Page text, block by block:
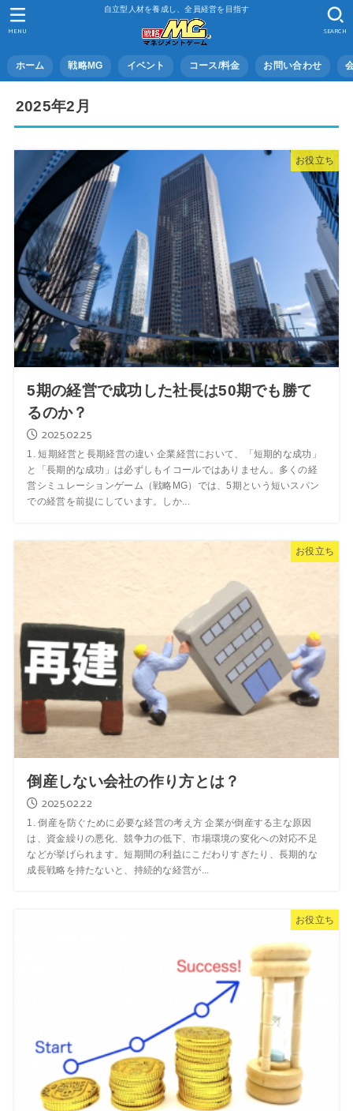
自立型人材を養成し、全員経営を目指す
ホーム 戦略MG イベント コース/料金 お問い合わせ
SEARCH
MENU
2025年2月
お役立ち
5期の経営で成功した社長は50期でも勝て
るのか？
2025.02.25
1. 短期経営と長期経営の違い 企業経営において、「短期的な成功」
と「長期的な成功」は必ずしもイコールではありません。多くの経
営シミュレーションゲーム（戦略MG）では、5期という短いスパン
での経営を前提にしています。しか...
お役立ち
倒産しない会社の作り方とは？
2025.02.22
1. 倒産を防ぐために必要な経営の考え方 企業が倒産する主な原因
は、資金繰りの悪化、競争力の低下、市場環境の変化への対応不足
などが挙げられます。短期間の利益にこだわりすぎたり、長期的な
成長戦略を持たないと、持続的な経営が...
お役立ち